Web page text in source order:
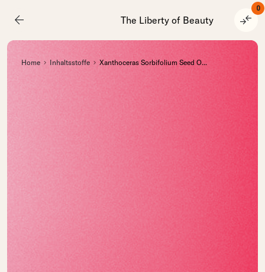
arrow_back The Liberty of Beauty compare_arrows
0
Home Inhaltsstoffe Xanthoceras Sorbifolium Seed O...